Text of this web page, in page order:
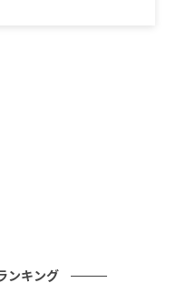
ンキング